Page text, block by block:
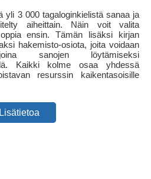
yli 3 000 tagaloginkielistä sanaa ja
aiheittain. Näin voit valita
ensin. Tämän lisäksi kirjan
hakemisto-osiota, joita voidaan
sanojen löytämiseksi
Kaikki kolme osaa yhdessä
resurssin kaikentasoisille
Lisätietoa